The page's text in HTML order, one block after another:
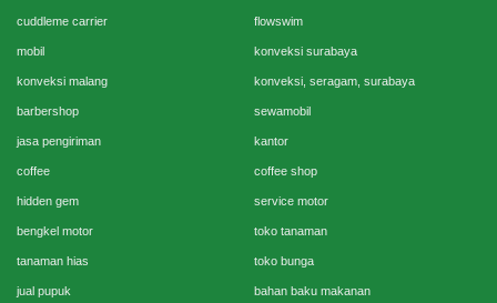
cuddleme carrier flowswim
mobil konveksi surabaya
konveksi malang konveksi, seragam, surabaya
barbershop sewamobil
jasa pengiriman kantor
coffee coffee shop
hidden gem service motor
bengkel motor toko tanaman
tanaman hias toko bunga
jual pupuk bahan baku makanan